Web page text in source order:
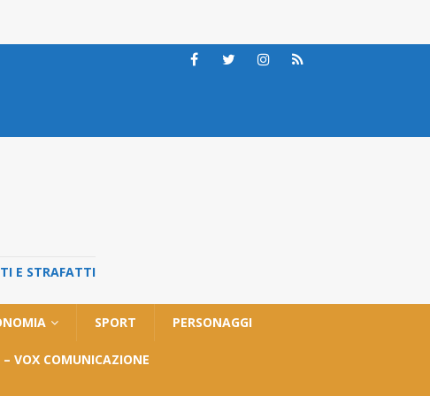
E STRAFATTI
SPORT PERSONAGGI
VOX COMUNICAZIONE